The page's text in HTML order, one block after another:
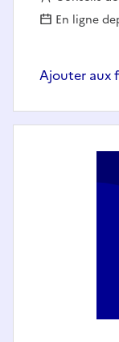
En ligne
Ajouter aux